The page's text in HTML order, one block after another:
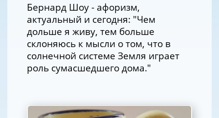
Бернард Шоу - афоризм,
актуальный и сегодня: "Чем
дольше я живу, тем больше
склоняюсь к мысли о том, что в
солнечной системе Земля играет
роль сумасшедшего дома."